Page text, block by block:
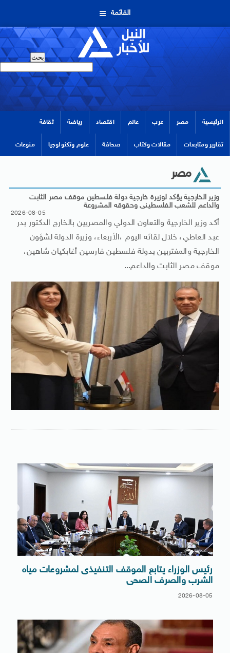
القائمة
الرئيسية مصر عرب عالم اقتصاد رياضة ثقافة
تقارير ومتابعات مقالات وكتاب صحافة علوم وتكنولوجيا منوعات
مصر
وزير الخارجية يؤكد لوزيرة خارجية دولة فلسطين موقف مصر الثابت
والداعم للشعب الفلسطينى وحقوقه المشروعة
2026-08-05
أكد وزير الخارجية والتعاون الدولي والمصريين بالخارج الدكتور بدر
عبد العاطي، خلال لقائه اليوم ،الأربعاء، وزيرة الدولة لشؤون
الخارجية والمغتربين بدولة فلسطين فارسين أغابكيان شاهين،
موقف مصر الثابت والداعم...
رئيس الوزراء يتابع الموقف التنفيذى لمشروعات مياه
الشرب والصرف الصحى
2026-08-05